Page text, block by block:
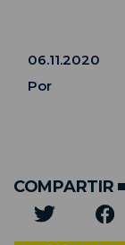
06.11.2020
Por
COMPARTIR